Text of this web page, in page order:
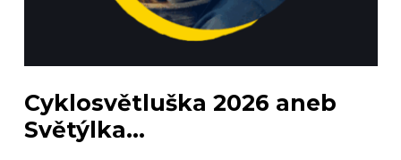
Cyklosvětluška 2026 aneb
Světýlka...